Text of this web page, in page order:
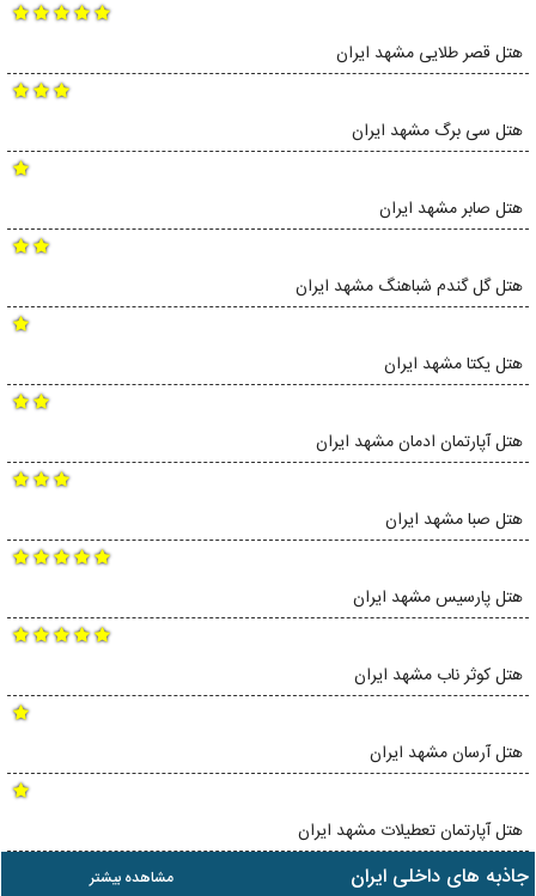
هتل قصر طلایی مشهد ایران
هتل سی برگ مشهد ایران
هتل صابر مشهد ایران
هتل گل گندم شباهنگ مشهد ایران
هتل یکتا مشهد ایران
هتل آپارتمان ادمان مشهد ایران
هتل صبا مشهد ایران
هتل پارسیس مشهد ایران
هتل کوثر ناب مشهد ایران
هتل آرسان مشهد ایران
هتل آپارتمان تعطیلات مشهد ایران
مشاهده بیشتر جاذبه های داخلی ایران